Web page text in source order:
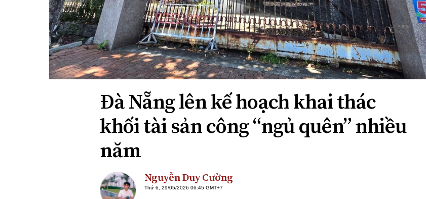
Xi nhan Trái Phải
Bạn đọc viết
Đà Nẵng lên kế hoạch khai thác
khối tài sản công “ngủ quên” nhiều
năm
Nguyễn Duy Cường
Thứ 6, 29/05/2026 06:45 GMT+7